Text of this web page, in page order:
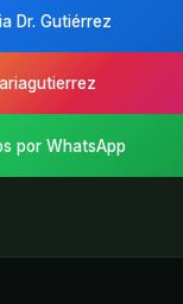
Dr. Gutiérrez
por WhatsApp